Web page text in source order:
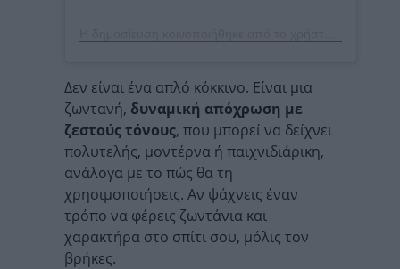
Δεν είναι ένα απλό κόκκινο. Είναι μια
ζωντανή, δυναμική απόχρωση με
ζεστούς τόνους, που μπορεί να δείχνει
πολυτελής, μοντέρνα ή παιχνιδιάρικη,
ανάλογα με το πώς θα τη
χρησιμοποιήσεις. Αν ψάχνεις έναν
τρόπο να φέρεις ζωντάνια και
χαρακτήρα στο σπίτι σου, μόλις τον
βρήκες.